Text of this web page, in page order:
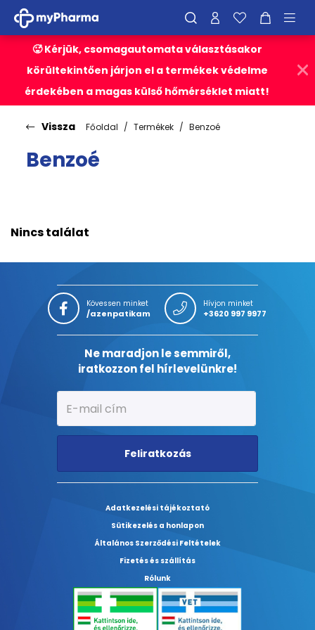
🥵 Kérjük, csomagautomata választásakor
körültekintően járjon el a termékek védelme
érdekében a magas külső hőmérséklet miatt!
Vissza Főoldal Termékek Benzoé
Benzoé
Nincs találat
Kövessen minket
/azenpatikam
Hívjon minket
+3620 997 9977
Ne maradjon le semmiről,
iratkozzon fel hírlevelünkre!
Feliratkozás
Adatkezelési tájékoztató
Sütikezelés a honlapon
Általános Szerződési Feltételek
Fizetés és szállítás
Rólunk